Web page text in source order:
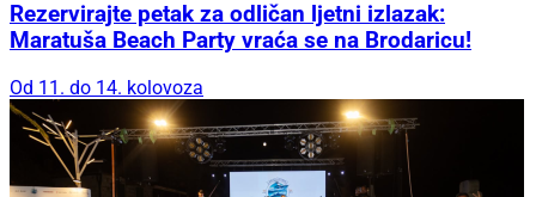
Rezervirajte petak za odličan ljetni izlazak:
Maratuša Beach Party vraća se na Brodaricu!
Od 11. do 14. kolovoza